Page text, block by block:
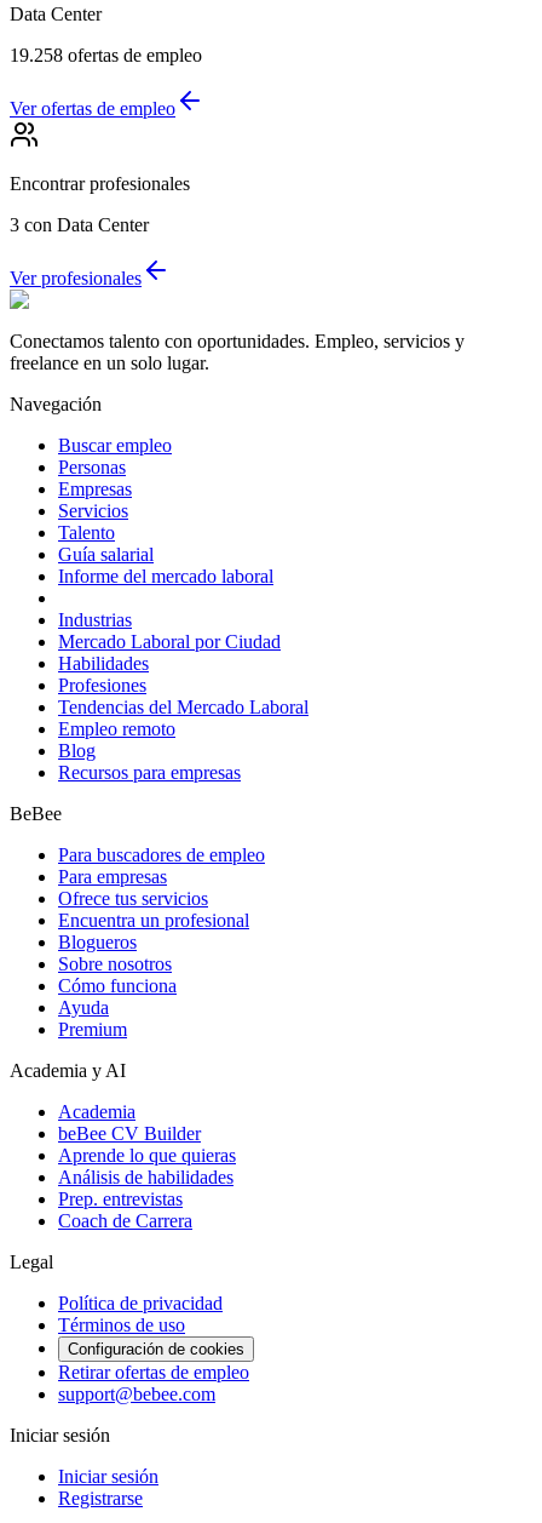
Data Center
19.258 ofertas de empleo
Ver ofertas de empleo
Encontrar profesionales
3 con Data Center
Ver profesionales
Conectamos talento con oportunidades. Empleo, servicios y
freelance en un solo lugar.
Navegación
Buscar empleo
Personas
Empresas
Servicios
Talento
Guía salarial
Informe del mercado laboral
Industrias
Mercado Laboral por Ciudad
Habilidades
Profesiones
Tendencias del Mercado Laboral
Empleo remoto
Blog
Recursos para empresas
BeBee
Para buscadores de empleo
Para empresas
Ofrece tus servicios
Encuentra un profesional
Blogueros
Sobre nosotros
Cómo funciona
Ayuda
Premium
Academia y AI
Academia
beBee CV Builder
Aprende lo que quieras
Análisis de habilidades
Prep. entrevistas
Coach de Carrera
Legal
Política de privacidad
Términos de uso
Configuración de cookies
Retirar ofertas de empleo
support@bebee.com
Iniciar sesión
Iniciar sesión
Registrarse